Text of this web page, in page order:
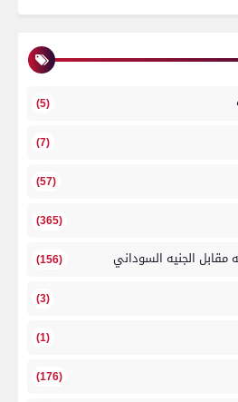
(5)
(7)
(57)
(365)
مقابل الجنيه السوداني (156)
(3)
(1)
(176)